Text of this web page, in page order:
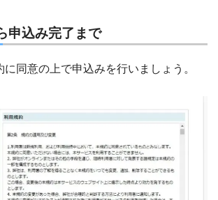
申込み完了まで
同意の上で申込みを行いましょう。